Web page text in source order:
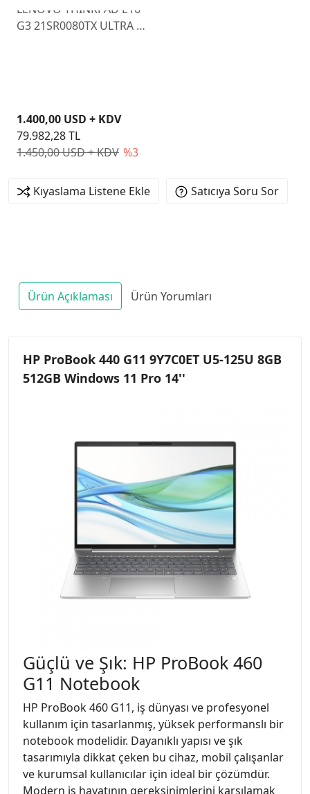
LENOVO THINKPAD E16
G3 21SR0080TX ULTRA 5
1.450,00 USD + KDV %3
1.400,00 USD + KDV
79.982,28 TL
Kıyaslama Listene Ekle Satıcıya Soru Sor
Ürün Açıklaması Ürün Yorumları
HP ProBook 440 G11 9Y7C0ET U5-125U 8GB
512GB Windows 11 Pro 14''
Güçlü ve Şık: HP ProBook 460
G11 Notebook
HP ProBook 460 G11, iş dünyası ve profesyonel
kullanım için tasarlanmış, yüksek performanslı bir
notebook modelidir. Dayanıklı yapısı ve şık
tasarımıyla dikkat çeken bu cihaz, mobil çalışanlar
ve kurumsal kullanıcılar için ideal bir çözümdür.
Modern iş hayatının gereksinimlerini karşılamak